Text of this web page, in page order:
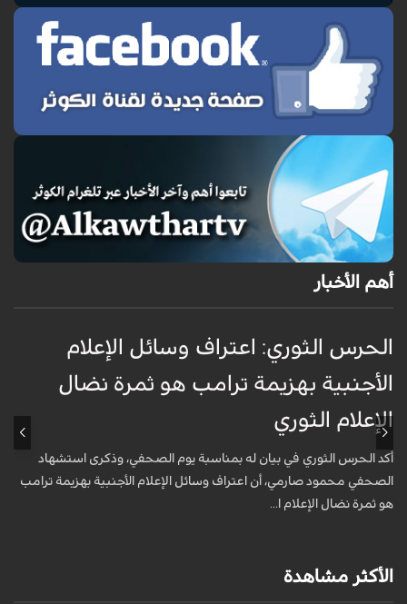
أهم الأخبار
الحرس الثوري: اعتراف وسائل الإعلام
الأجنبية بهزيمة ترامب هو ثمرة نضال
الإعلام الثوري
أكد الحرس الثوري في بيان له بمناسبة يوم الصحفي، وذكرى استشهاد
الصحفي محمود صارمي، أن اعتراف وسائل الإعلام الأجنبية بهزيمة ترامب
هو ثمرة نضال الإعلام ا...
الأكثر مشاهدة